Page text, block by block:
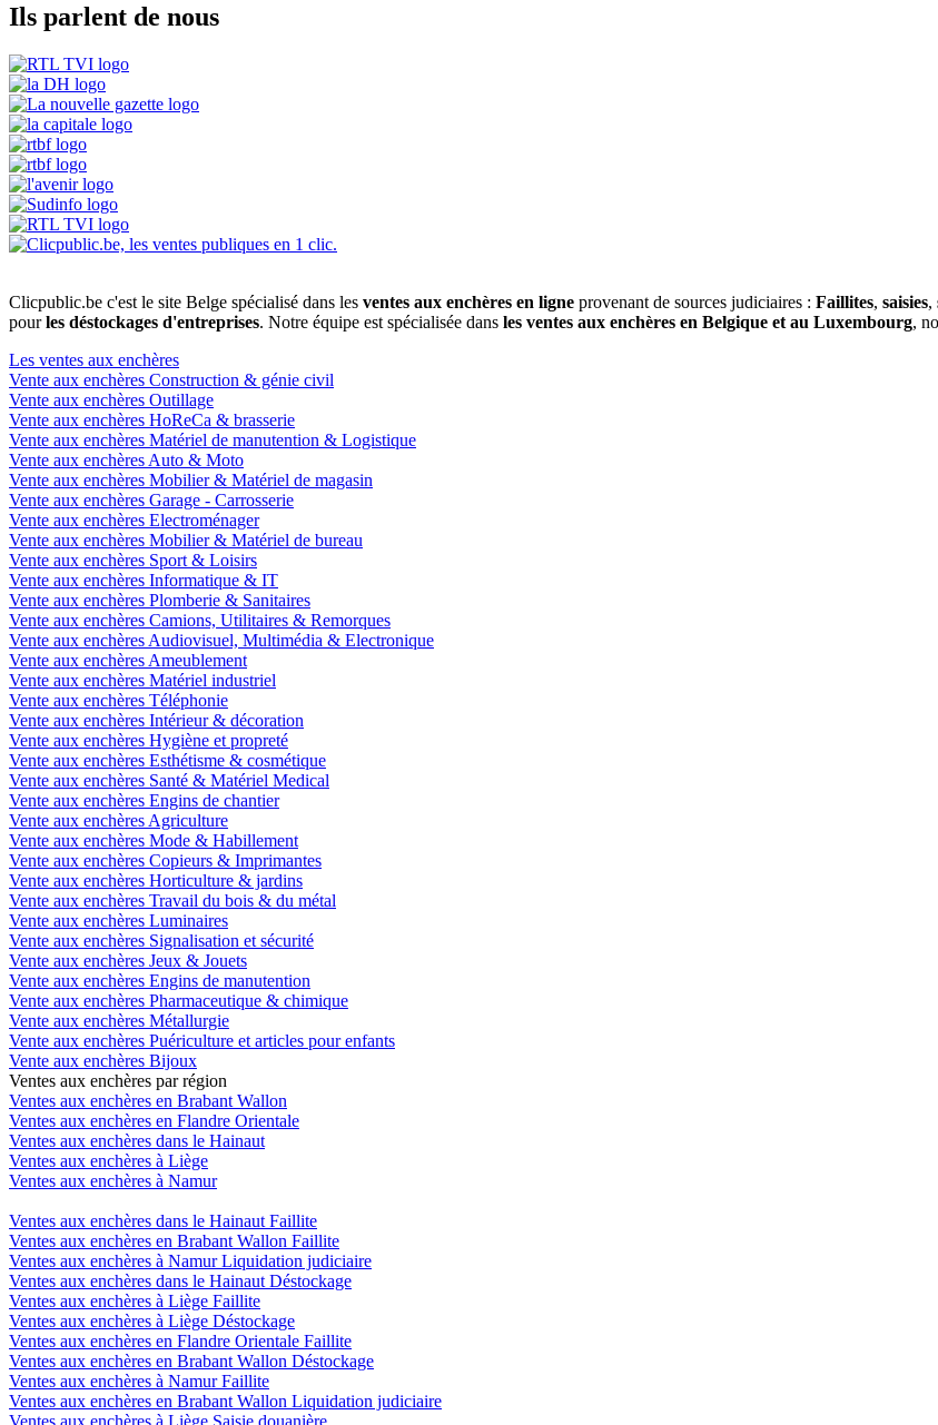
Ils parlent de nous
Clicpublic.be c'est le site Belge spécialisé dans les ventes aux enchères en ligne provenant de sources judiciaires : Faillites, saisies,
pourles déstockages d'entreprises. Notre équipe est spécialisée dans les ventes aux enchères en Belgique et au Luxembourg,
Les ventes aux enchères
Vente aux enchères Construction & génie civil
Vente aux enchères Outillage
Vente aux enchères HoReCa & brasserie
Vente aux enchères Matériel de manutention & Logistique
Vente aux enchères Auto & Moto
Vente aux enchères Mobilier & Matériel de magasin
Vente aux enchères Garage - Carrosserie
Vente aux enchères Electroménager
Vente aux enchères Mobilier & Matériel de bureau
Vente aux enchères Sport & Loisirs
Vente aux enchères Informatique & IT
Vente aux enchères Plomberie & Sanitaires
Vente aux enchères Camions, Utilitaires & Remorques
Vente aux enchères Audiovisuel, Multimédia & Electronique
Vente aux enchères Ameublement
Vente aux enchères Matériel industriel
Vente aux enchères Téléphonie
Vente aux enchères Intérieur & décoration
Vente aux enchères Hygiène et propreté
Vente aux enchères Esthétisme & cosmétique
Vente aux enchères Santé & Matériel Medical
Vente aux enchères Engins de chantier
Vente aux enchères Agriculture
Vente aux enchères Mode & Habillement
Vente aux enchères Copieurs & Imprimantes
Vente aux enchères Horticulture & jardins
Vente aux enchères Travail du bois & du métal
Vente aux enchères Luminaires
Vente aux enchères Signalisation et sécurité
Vente aux enchères Jeux & Jouets
Vente aux enchères Engins de manutention
Vente aux enchères Pharmaceutique & chimique
Vente aux enchères Métallurgie
Vente aux enchères Puériculture et articles pour enfants
Vente aux enchères Bijoux
Ventes aux enchères par région
Ventes aux enchères en Brabant Wallon
Ventes aux enchères en Flandre Orientale
Ventes aux enchères dans le Hainaut
Ventes aux enchères à Liège
Ventes aux enchères à Namur
Ventes aux enchères dans le Hainaut Faillite
Ventes aux enchères en Brabant Wallon Faillite
Ventes aux enchères à Namur Liquidation judiciaire
Ventes aux enchères dans le Hainaut Déstockage
Ventes aux enchères à Liège Faillite
Ventes aux enchères à Liège Déstockage
Ventes aux enchères en Flandre Orientale Faillite
Ventes aux enchères en Brabant Wallon Déstockage
Ventes aux enchères à Namur Faillite
Ventes aux enchères en Brabant Wallon Liquidation judiciaire
Ventes aux enchères à Liège Saisie douanière